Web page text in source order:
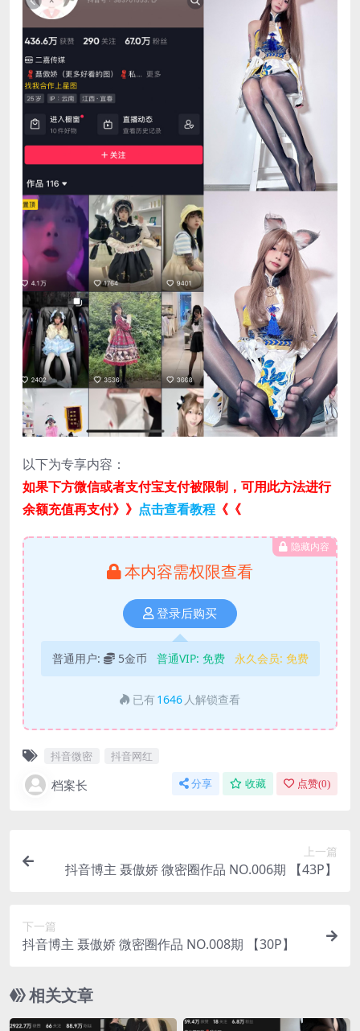
以下为专享内容：
如果下方微信或者支付宝支付被限制，可用此方法进行
余额充值再支付》》 点击查看教程 《《
隐藏内容
本内容需权限查看
登录后购买
普通用户: 5金币 普通VIP: 免费 永久会员: 免费
已有 1646 人解锁查看
抖音微密 抖音网红
档案长 分享 收藏 点赞(0)
上一篇
抖音博主 聂傲娇 微密圈作品 NO.006期 【43P】
下一篇
抖音博主 聂傲娇 微密圈作品 NO.008期 【30P】
相关文章